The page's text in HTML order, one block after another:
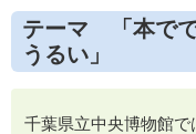
テーマ 「本で
うるい」
千葉県立中央博物館で